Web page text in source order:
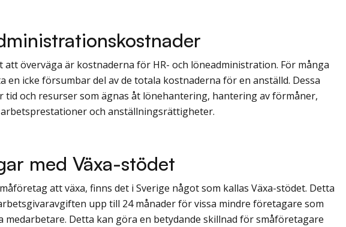
att överväga är kostnaderna för HR- och löneadministration. För många
en icke försumbar del av de totala kostnaderna för en anställd. Dessa
tid och resurser som ägnas åt lönehantering, hantering av förmåner,
och anställningsrättigheter.
med Växa-stödet
att växa, finns det i Sverige något som kallas Växa-stödet. Detta
upp till 24 månader för vissa mindre företagare som
medarbetare. Detta kan göra en betydande skillnad för småföretagare